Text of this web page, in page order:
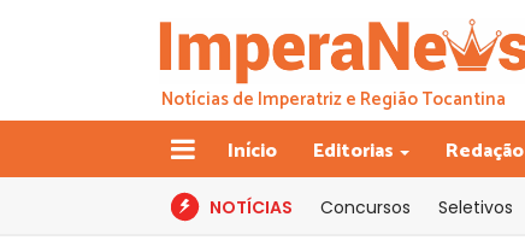
Notícias de Imperatriz e Região Tocantina
Início Editorias Redação
NOTÍCIAS Concursos Seletivos